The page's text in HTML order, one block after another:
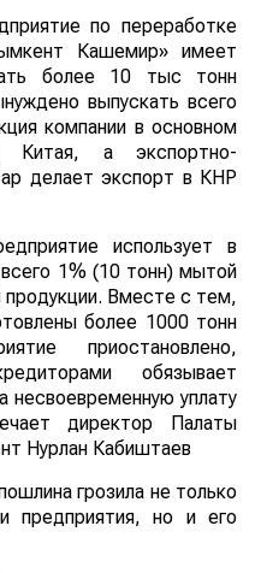
по переработке
Кашемир» имеет
более 10 тыс тонн
выпускать всего
компании в основном
Китая, а экспортно-
делает экспорт в КНР
использует в
1% (10 тонн) мытой
продукции. Вместе с тем,
более 1000 тонн
приостановлено,
обязывает
несвоевременную уплату
директор Палаты
Нурлан Кабиштаев
грозила не только
предприятия, но и его